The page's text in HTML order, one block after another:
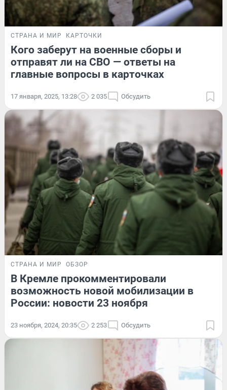
СТРАНА И МИР КАРТОЧКИ
Кого заберут на военные сборы и
отправят ли на СВО — ответы на
главные вопросы в карточках
17 января, 2025, 13:28 2 035 Обсудить
СТРАНА И МИР ОБЗОР
В Кремле прокомментировали
возможность новой мобилизации в
России: новости 23 ноября
23 ноября, 2024, 20:35 2 253 Обсудить